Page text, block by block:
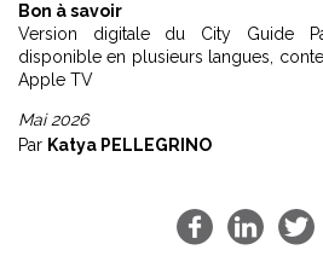
Bon à savoir
Version digitale du City Guide
disponible en plusieurs langues,
Apple TV
Mai 2026
Par Katya PELLEGRINO